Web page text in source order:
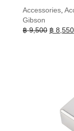
Accessories,
Gibson
฿9,500 Original
฿ 8,550